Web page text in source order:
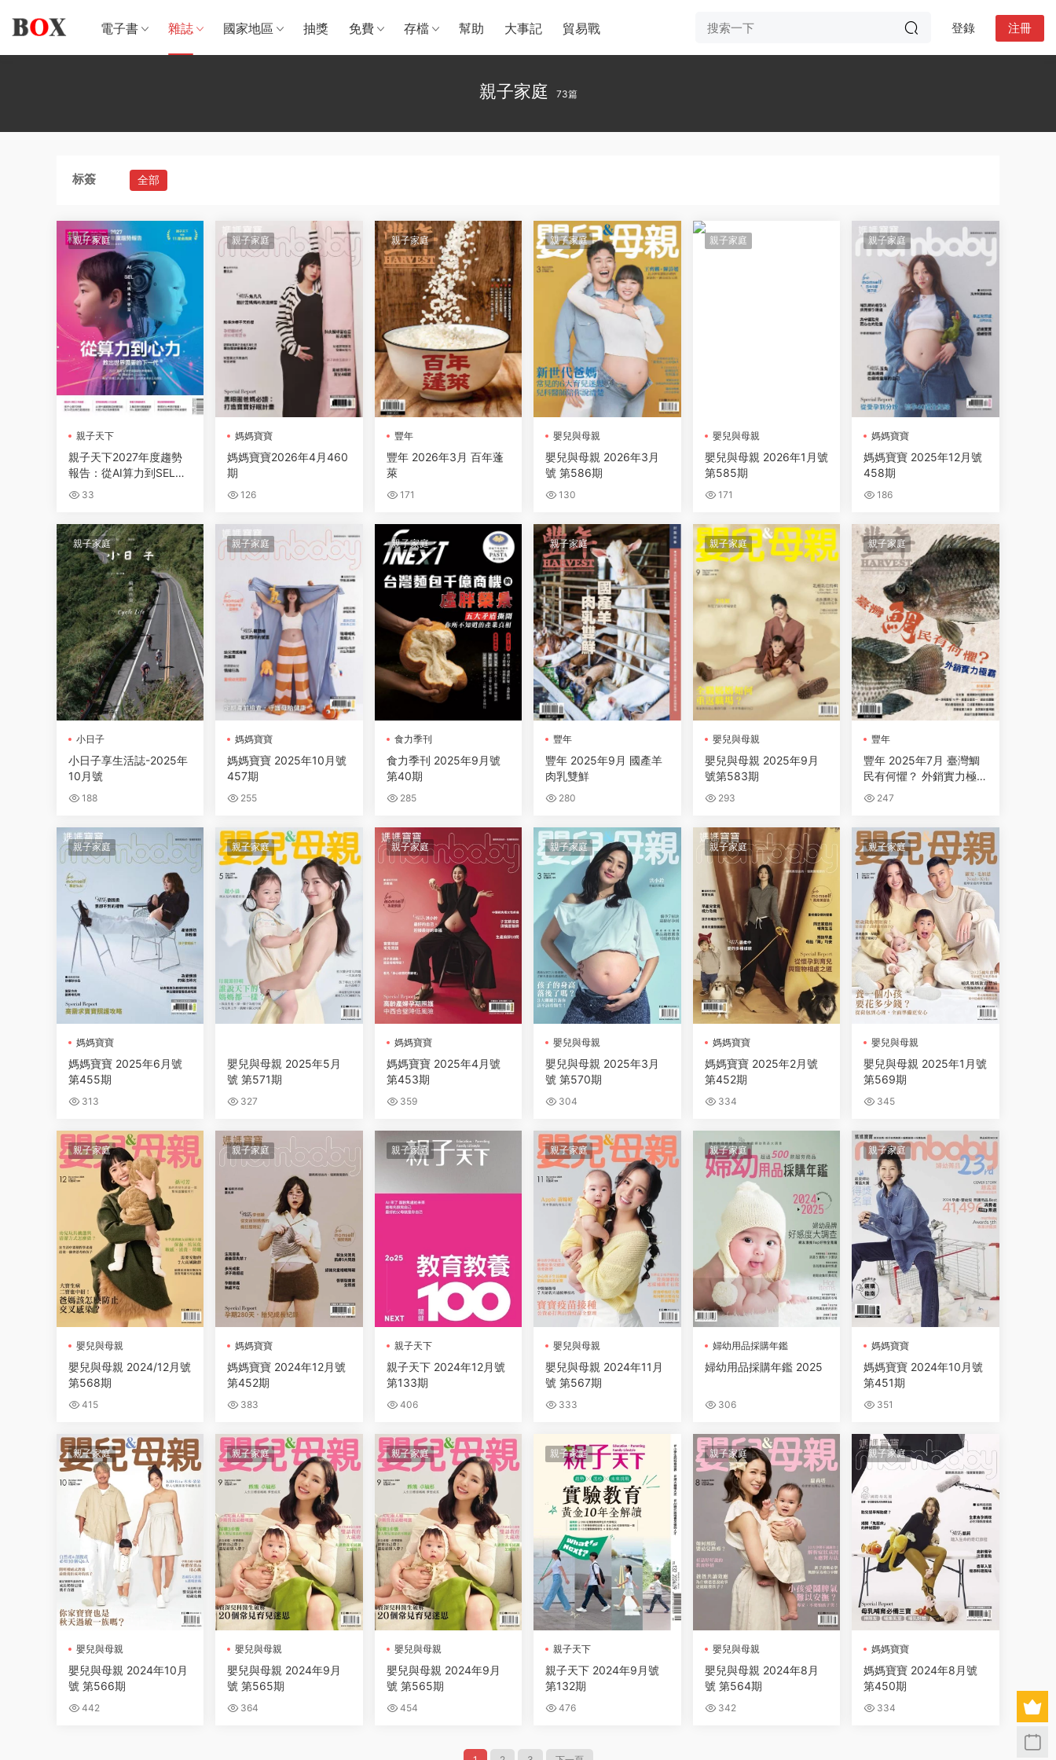
電子書 雜誌 國家地區 抽獎 免費 存檔 幫助 大事記 貿易戰 登錄 注冊
親子家庭 73篇
标簽 全部
親子家庭
親子天下
親子天下2027年度趨勢
報告：從AI算力到SEL心
力 33
親子家庭
媽媽寶寶
媽媽寶寶2026年4月460
期
126
親子家庭
豐年
豐年 2026年3月 百年蓬
萊
171
親子家庭
嬰兒與母親
嬰兒與母親 2026年3月
號 第586期
130
親子家庭
嬰兒與母親
嬰兒與母親 2026年1月號
第585期
171
親子家庭
媽媽寶寶
媽媽寶寶 2025年12月號
458期
186
親子家庭
小日子
小日子享生活誌-2025年
10月號
188
親子家庭
媽媽寶寶
媽媽寶寶 2025年10月號
457期
255
親子家庭
食力季刊
食力季刊 2025年9月號
第40期
285
親子家庭
豐年
豐年 2025年9月 國產羊
肉乳雙鮮
280
親子家庭
嬰兒與母親
嬰兒與母親 2025年9月
號第583期
293
親子家庭
豐年
豐年 2025年7月 臺灣鯛
民有何懼？ 外銷實力極
霸 247
親子家庭
媽媽寶寶
媽媽寶寶 2025年6月號
第455期
313
親子家庭
嬰兒與母親 2025年5月
號 第571期
327
親子家庭
媽媽寶寶
媽媽寶寶 2025年4月號
第453期
359
親子家庭
嬰兒與母親
嬰兒與母親 2025年3月
號 第570期
304
親子家庭
媽媽寶寶
媽媽寶寶 2025年2月號
第452期
334
親子家庭
嬰兒與母親
嬰兒與母親 2025年1月號
第569期
345
親子家庭
嬰兒與母親
嬰兒與母親 2024/12月號
第568期
415
親子家庭
媽媽寶寶
媽媽寶寶 2024年12月號
第452期
383
親子家庭
親子天下
親子天下 2024年12月號
第133期
406
親子家庭
嬰兒與母親
嬰兒與母親 2024年11月
號 第567期
333
親子家庭
婦幼用品採購年鑑
婦幼用品採購年鑑 2025
306
親子家庭
媽媽寶寶
媽媽寶寶 2024年10月號
第451期
351
親子家庭
嬰兒與母親
嬰兒與母親 2024年10月
號 第566期
442
親子家庭
嬰兒與母親
嬰兒與母親 2024年9月
號 第565期
364
親子家庭
嬰兒與母親
嬰兒與母親 2024年9月
號 第565期
454
親子家庭
親子天下
親子天下 2024年9月號
第132期
476
親子家庭
嬰兒與母親
嬰兒與母親 2024年8月
號 第564期
342
親子家庭
媽媽寶寶
媽媽寶寶 2024年8月號
第450期
334